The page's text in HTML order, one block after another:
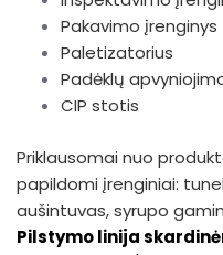
Pakavimo įrenginys
Paletizatorius
Padėklų
CIP stotis
Priklausomai nuo
papildomi įrenginiai:
aušintuvas, syrupo
Pilstymo linija